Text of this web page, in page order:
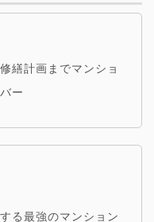
繕計画までマンショ
ー
る最強のマンション